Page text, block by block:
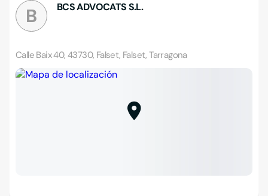
B BCS ADVOCATS S.L.
Calle Baix 40, 43730, Falset, Falset, Tarragona